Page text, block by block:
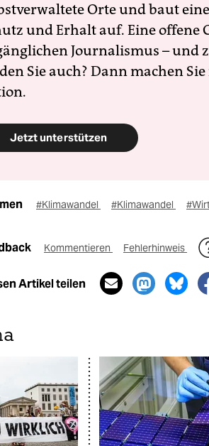
Orte und baut
und Erhalt auf. Eine offene
Journalismus – und
Sie auch? Dann machen
Jetzt unterstützen
#Klimawandel #Klimawandel
Kommentieren Fehlerhinweis
Artikel teilen